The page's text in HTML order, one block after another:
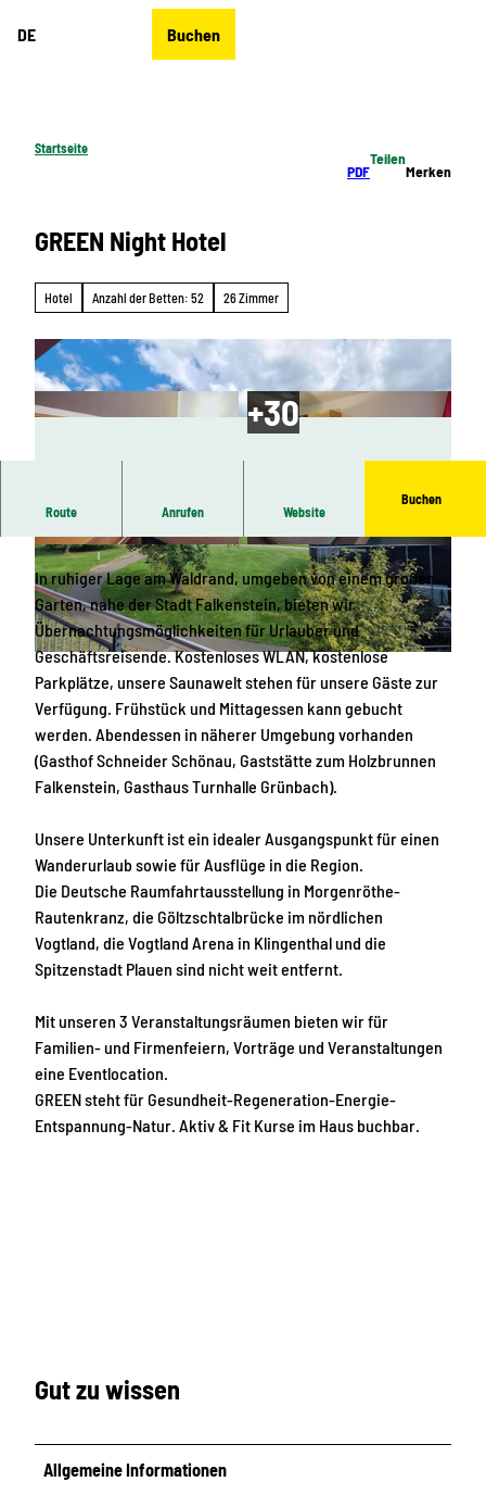
DE Buchen
Startseite
PDF
Teilen
Merken
GREEN Night Hotel
Hotel Anzahl der Betten: 52 26 Zimmer
© 2023 GREEN HealthService gGmbH |CC-BY
© Copyright/Quelle: 2023 GREEN HealthService
gGmbH |CC-BY
© Copyright/Quelle: 2023 GREEN HealthService
gGmbH |
Route Anrufen Website
Buchen
In ruhiger Lage am Waldrand, umgeben von einem großen
Garten, nahe der Stadt Falkenstein, bieten wir
Übernachtungsmöglichkeiten für Urlauber und
Geschäftsreisende. Kostenloses WLAN, kostenlose
Parkplätze, unsere Saunawelt stehen für unsere Gäste zur
Verfügung. Frühstück und Mittagessen kann gebucht
werden. Abendessen in näherer Umgebung vorhanden
(Gasthof Schneider Schönau, Gaststätte zum Holzbrunnen
Falkenstein, Gasthaus Turnhalle Grünbach).
Unsere Unterkunft ist ein idealer Ausgangspunkt für einen
Wanderurlaub sowie für Ausflüge in die Region.
Die Deutsche Raumfahrtausstellung in Morgenröthe-
Rautenkranz, die Göltzschtalbrücke im nördlichen
Vogtland, die Vogtland Arena in Klingenthal und die
Spitzenstadt Plauen sind nicht weit entfernt.
Mit unseren 3 Veranstaltungsräumen bieten wir für
Familien- und Firmenfeiern, Vorträge und Veranstaltungen
eine Eventlocation.
GREEN steht für Gesundheit-Regeneration-Energie-
Entspannung-Natur. Aktiv & Fit Kurse im Haus buchbar.
Gut zu wissen
Allgemeine Informationen